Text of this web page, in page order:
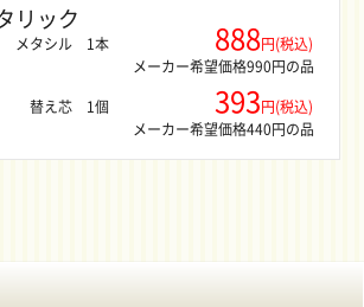
リック
メタシル 1本 888円(税込)
メーカー希望価格990円の品
替え芯 1個 393円(税込)
メーカー希望価格440円の品